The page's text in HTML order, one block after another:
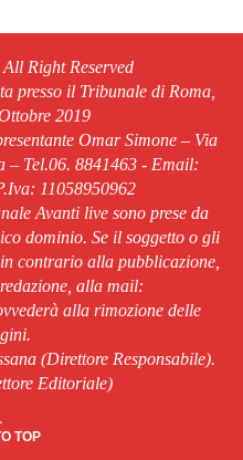
Right Reserved
presso il Tribunale di Roma,
2019
Omar Simone – Via
– Tel.06. 8841463 - Email:
11058950962
Avanti live sono prese da
dominio. Se il soggetto o gli
contrario alla pubblicazione,
alla mail:
alla rimozione delle
(Direttore Responsabile).
Editoriale)
TOP